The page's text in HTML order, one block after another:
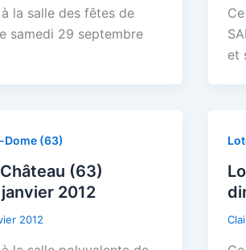
la salle des fêtes de
samedi 29 septembre
et
Dome (63)
(63)
2012
2012